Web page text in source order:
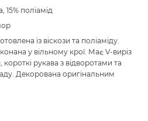
15% поліамід
із віскози та поліаміду.
у вільному крої. Має V-виріз
рукава з відворотами та
Декорована оригінальним